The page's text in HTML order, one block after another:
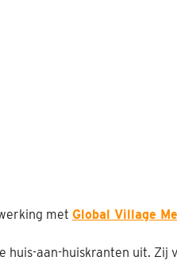
met Global Village
huis-aan-huiskranten uit.